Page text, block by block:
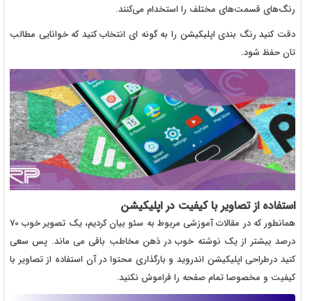
رنگ‌های قسمت‌های مختلف را استخدام می‌کنند.
دقت کنید رنگ بندی اپلیکیشن را به گونه ای انتخاب کنید که خوانایی مطالب
تان حفظ شود.
استفاده از تصاویر با کیفیت در اپلیکیشن
همانطور که در مقالات آموزشی مربوط به سئو بیان کردیم، یک تصویر خوب 70
درصد بیشتر از یک نوشته خوب در ذهن مخاطب باقی می ماند. پس سعی
کنید درطراحی اپلیکیشن اندروید و بارگذاری محتوا در آن استفاده از تصاویر با
کیفیت و مخصوصا تمام صفحه را فراموش نکنید.